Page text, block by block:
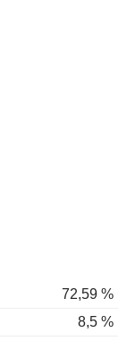
72,59 %
8,5 %